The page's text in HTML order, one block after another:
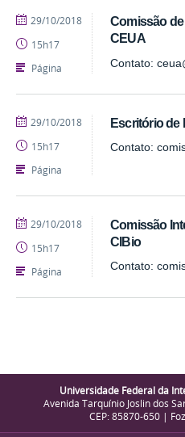
Comissão
CEUA
Contato:
publicado
29/10/2018
15h17
Página
Escritório de
Contato:
publicado
29/10/2018
15h17
Página
Comissão
CIBio
Contato:
publicado
29/10/2018
15h17
Página
Universidade Federal da
Avenida Tarquínio Joslin dos
CEP: 85870-650 |